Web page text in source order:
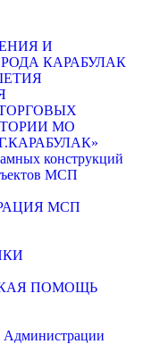
И
КАРАБУЛАК
МО
конструкций
МСП
МСП
ПОМОЩЬ
Администрации